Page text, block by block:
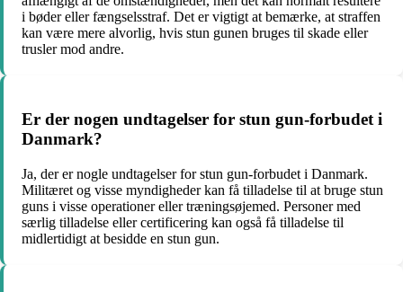
i bøder eller fængselsstraf. Det er vigtigt at bemærke, at straffen
kan være mere alvorlig, hvis stun gunen bruges til skade eller
trusler mod andre.
Er der nogen undtagelser for stun gun-forbudet i
Danmark?
Ja, der er nogle undtagelser for stun gun-forbudet i Danmark.
Militæret og visse myndigheder kan få tilladelse til at bruge stun
guns i visse operationer eller træningsøjemed. Personer med
særlig tilladelse eller certificering kan også få tilladelse til
midlertidigt at besidde en stun gun.